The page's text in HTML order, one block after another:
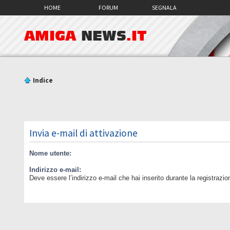
HOME FORUM SEGNALA
AMIGA NEWS.IT
Indice
Invia e-mail di attivazione
Nome utente:
Indirizzo e-mail:
Deve essere l’indirizzo e-mail che hai inserito durante la